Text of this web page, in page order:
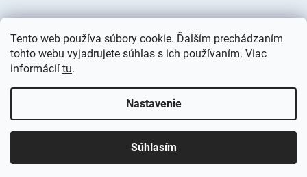
Tento web používa súbory cookie. Ďalším prechádzaním
tohto webu vyjadrujete súhlas s ich používaním. Viac
informácií tu.
Nastavenie
Súhlasím